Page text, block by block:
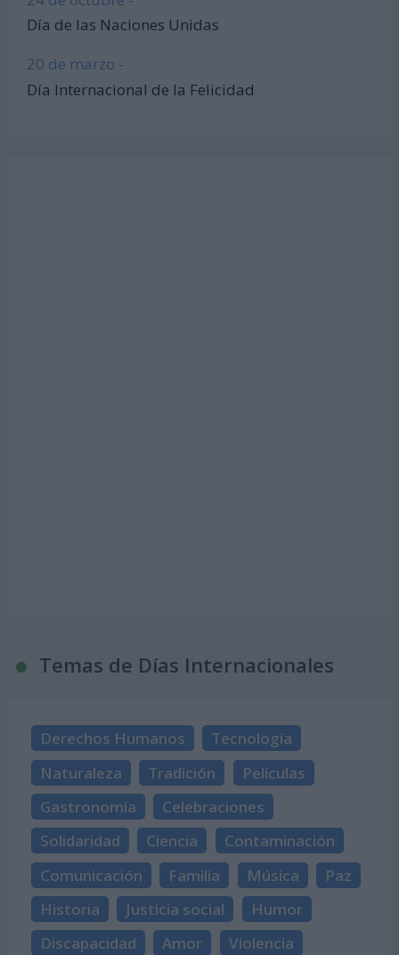
Día de las Naciones Unidas
20 de marzo -
Día Internacional de la Felicidad
Temas de Días Internacionales
Derechos Humanos
Tecnología
Naturaleza
Tradición
Películas
Gastronomía
Celebraciones
Solidaridad
Ciencia
Contaminación
Comunicación
Familia Música
Paz
Historia
Justicia social
Humor
Discapacidad
Amor Violencia